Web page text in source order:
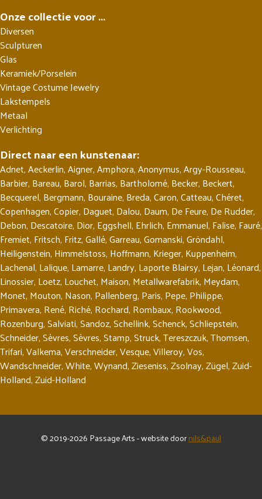
Onze collectie voor ...
Diversen
Sculpturen
Glas
Keramiek/Porselein
Vintage Costume Jewelry
Lakstempels
Metaal
Verlichting
Direct naar een kunstenaar:
Adnet,Aeckerlin,Aigner,Amphora,Anonymus,Argy-Rousseau,
Barbier, Bareau, Barol, Barrias, Bartholomé, Becker, Beckert,
Becquerel, Bergmann, Bouraine, Breda,Caron,Catteau,Chéret,
Copenhagen,Copier, Daguet, Dalou, Daum, De Feure, De Rudder,
Debon, Descatoire, Dior, Eggshell, Ehrlich, Emmanuel, Falise, Fauré,
Fremiet, Fritsch, Fritz,Gallé,Garreau,Gomanski,Gröndahl,
Heiligenstein, Himmelstoss, Hoffmann, Krieger, Kuppenheim,
Lachenal, Lalique, Lamarre, Landry, Laporte Blairsy, Lejan, Léonard,
Linossier, Loetz, Louchet, Maison, Metallwarefabrik, Meydam,
Monet, Mouton, Nason, Pallenberg, Paris, Pepe, Philippe,
Primavera, René, Riché, Rochard, Rombaux, Rookwood,
Rozenburg,Salviati,Sandoz,Schellink,Schenck,Schliepstein,
Schneider,Sèvres,Sèvres,Stamp,Struck,Tereszczuk,Thomsen,
Trifari,Valkema,Verschneider,Vesque,Villeroy,Vos,
Wandschneider,White,Wynand,Zieseniss,Zsolnay,Zügel,Zuid-
Holland,Zuid-Holland
© 2019-2026 Passage Arts - website doornils&paul